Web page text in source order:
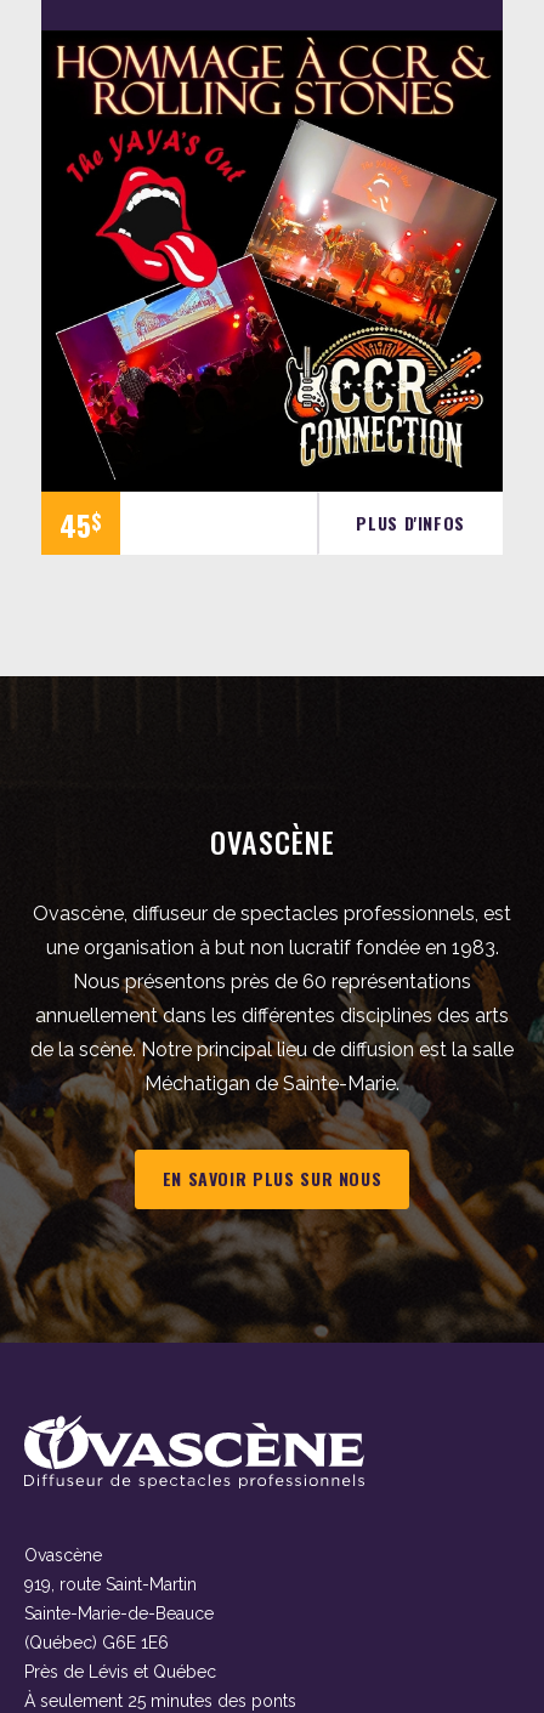
45$ PLUS D'INFOS
OVASCÈNE
Ovascène, diffuseur de spectacles professionnels, est
une organisation à but non lucratif fondée en 1983.
Nous présentons près de 60 représentations
annuellement dans les différentes disciplines des arts
de la scène. Notre principal lieu de diffusion est la salle
Méchatigan de Sainte-Marie.
EN SAVOIR PLUS SUR NOUS
Ovascène
919, route Saint-Martin
Sainte-Marie-de-Beauce
(Québec) G6E 1E6
Près de Lévis et Québec
À seulement 25 minutes des ponts